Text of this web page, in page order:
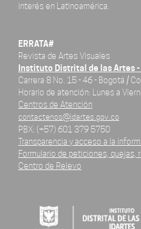
interés en Latinoamérica.
ERRATA#
Revista de Artes Visuales
Instituto Distrital de las Artes
Carrera 8 No. 15 - 46 - Bogotá /
Horario de atención: Lunes a
Centros de Atención
contactenos@idartes.gov.co
PBX: (+57) 601 379 5750
Transparencia y acceso a la
Formulario de peticiones, quejas,
Centro de Relevo